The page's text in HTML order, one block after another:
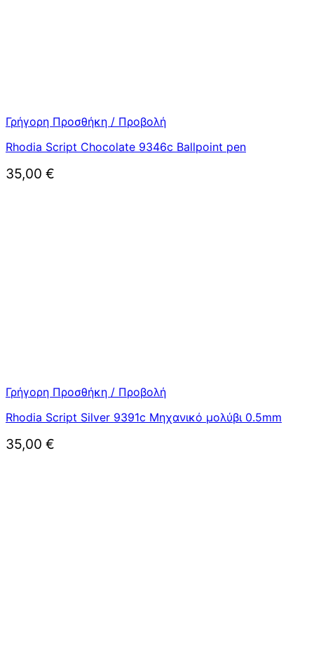
Γρήγορη Προσθήκη / Προβολή
Rhodia Script Chocolate 9346c Ballpoint pen
35,00 €
Γρήγορη Προσθήκη / Προβολή
Rhodia Script Silver 9391c Μηχανικό μολύβι 0.5mm
35,00 €